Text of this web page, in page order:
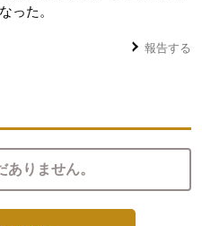
った。
報告する
ありません。